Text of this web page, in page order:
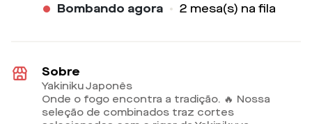
Bombando agora 2 mesa(s) na fila
Sobre
Yakiniku Japonês
Onde o fogo encontra a tradição. 🔥 Nossa
seleção de combinados traz cortes